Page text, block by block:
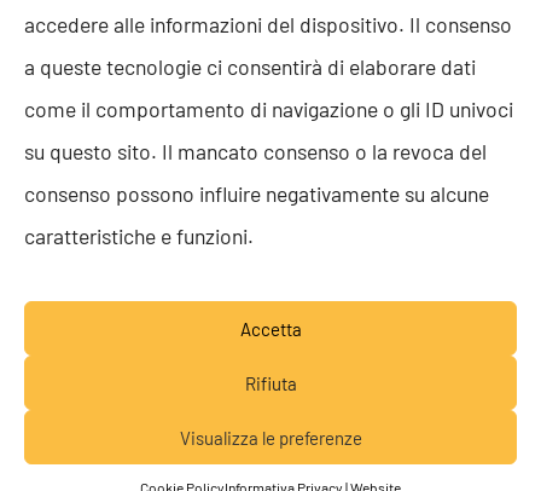
accedere alle informazioni del dispositivo. Il consenso
a queste tecnologie ci consentirà di elaborare dati
come il comportamento di navigazione o gli ID univoci
su questo sito. Il mancato consenso o la revoca del
consenso possono influire negativamente su alcune
caratteristiche e funzioni.
Accetta
Rifiuta
Visualizza le preferenze
Cookie PolicyInformativa Privacy | Website
Lavora con noi
Codice etico
Segnalazione Whistleblowing
Politica per la Parità di Genere
Politica per la sicurezza delle informazioni
TEAM RESOLVE
© RESOLVE SRL SB 2026 - P.IVA 05652160283 -
Privacy Policy-Credits